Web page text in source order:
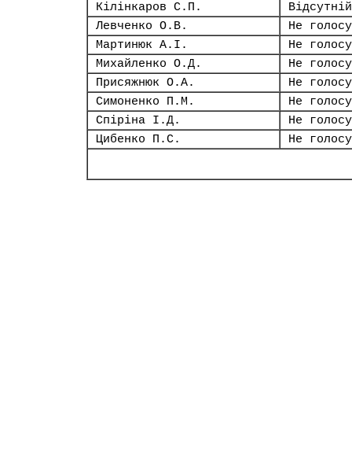
Кілінкаров С.П.
Відсутній
Левченко О.В.
Не
Мартинюк А.І.
Не
Михайленко О.Д.
Не
Присяжнюк О.А.
Не
Симоненко П.М.
Не
Спіріна І.Д.
Не
Цибенко П.С.
Не